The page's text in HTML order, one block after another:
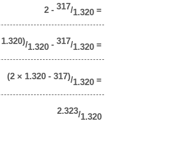
2 - 317/1.320=
/1.320- 317/1.320=
(2 × 1.320 - 317)/1.320=
2.323/1.320